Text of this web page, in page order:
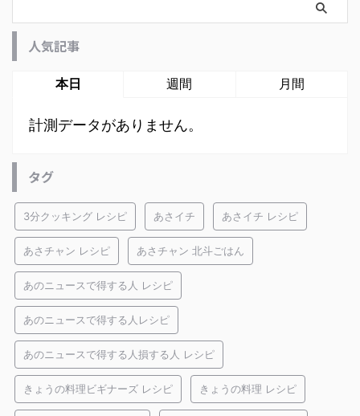
人気記事
本日 週間 月間
計測データがありません。
タグ
3分クッキング レシピ あさイチ あさイチ レシピ
あさチャン レシピ あさチャン 北斗ごはん
あのニュースで得する人 レシピ
あのニュースで得する人レシピ
あのニュースで得する人損する人 レシピ
きょうの料理ビギナーズ レシピ きょうの料理 レシピ